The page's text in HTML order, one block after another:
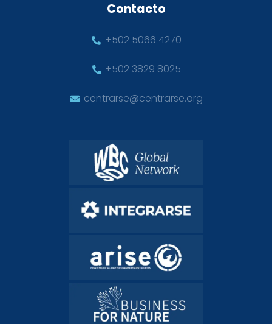
Contacto
+502 5066 4270
+502 3829 8025
centrarse@centrarse.org